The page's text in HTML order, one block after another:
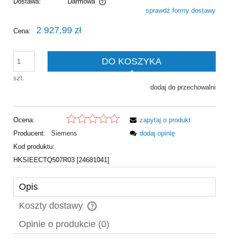
Cena nie zawiera ewentualnych kosztów płatnościsprawdź formy dostawy
Cena: 2 927,99 zł
szt.
DO KOSZYKA
dodaj do przechowalni
Ocena:
Producent:
Siemens
Kod produktu:
HKSIEECTQ507R03 [24681041]
zapytaj o produkt
dodaj opinię
Opis
Koszty dostawy
Cena nie zawiera ewentualnych kosztów płatności
Opinie o produkcie (0)